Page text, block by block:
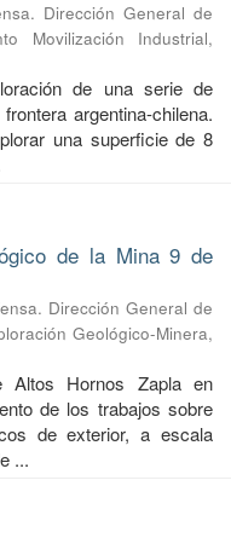
Dirección General de
Movilización Industrial,
de una serie de
argentina-chilena.
una superficie de 8
de la Mina 9 de
Dirección General de
Geológico-Minera,
Altos Hornos Zapla en
de los trabajos sobre
de exterior, a escala
...